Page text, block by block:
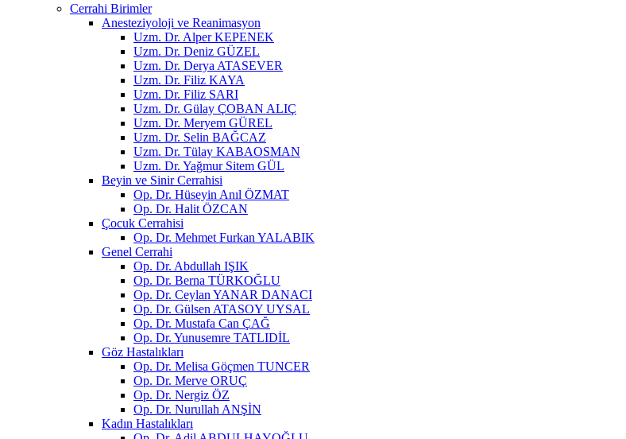
Cerrahi Birimler
Anesteziyoloji ve Reanimasyon
Uzm. Dr. Alper KEPENEK
Uzm. Dr. Deniz GÜZEL
Uzm. Dr. Derya ATASEVER
Uzm. Dr. Filiz KAYA
Uzm. Dr. Filiz SARI
Uzm. Dr. Gülay ÇOBAN ALIÇ
Uzm. Dr. Meryem GÜREL
Uzm. Dr. Selin BAĞCAZ
Uzm. Dr. Tülay KABAOSMAN
Uzm. Dr. Yağmur Sitem GÜL
Beyin ve Sinir Cerrahisi
Op. Dr. Hüseyin Anıl ÖZMAT
Op. Dr. Halit ÖZCAN
Çocuk Cerrahisi
Op. Dr. Mehmet Furkan YALABIK
Genel Cerrahi
Op. Dr. Abdullah IŞIK
Op. Dr. Berna TÜRKOĞLU
Op. Dr. Ceylan YANAR DANACI
Op. Dr. Gülsen ATASOY UYSAL
Op. Dr. Mustafa Can ÇAĞ
Op. Dr. Yunusemre TATLIDİL
Göz Hastalıkları
Op. Dr. Melisa Göçmen TUNCER
Op. Dr. Merve ORUÇ
Op. Dr. Nergiz ÖZ
Op. Dr. Nurullah ANŞİN
Kadın Hastalıkları